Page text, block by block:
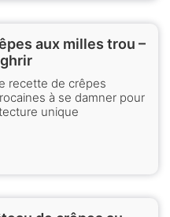
aux milles trou –
recette de crêpes
à se damner pour
unique